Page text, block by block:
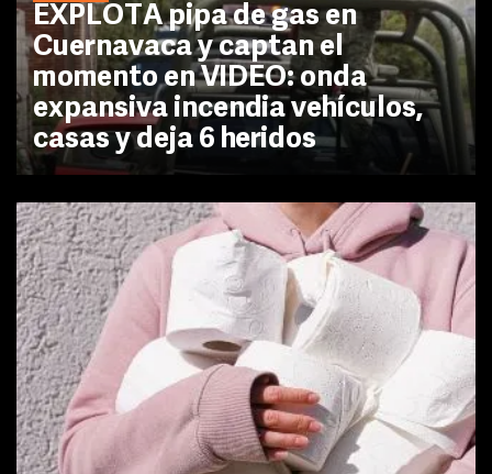
EXPLOTA pipa de gas en
Cuernavaca y captan el
momento en VIDEO: onda
expansiva incendia vehículos,
casas y deja 6 heridos